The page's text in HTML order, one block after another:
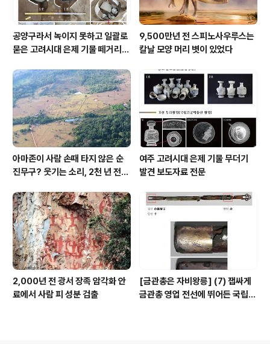
공양구라서 녹이지 못하고 일괄로
묻은 고려시대 은제 기물 떼거리로
9,500만년 전 스피노사우루스는
칼날 모양 머리 볏이 있었다
아마존이 사람 손때 타지 않은 순
진무구? 웃기는 소리, 2천 년 전에
여주 고려시대 은제 기물 무더기
발견 보도자료 전문
2,000년 전 광서 장족 암각화 안
료에서 사람 피 성분 검출
[금관총은 자비왕릉] (7) 잽싸게
금관총 영업 전선에 뛰어든 국립박